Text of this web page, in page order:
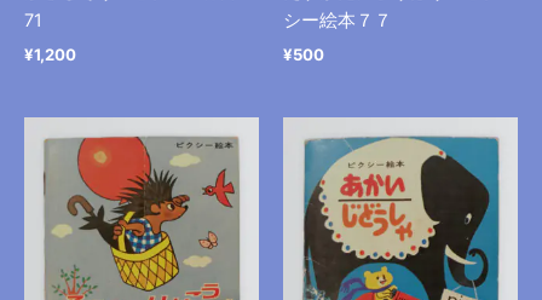
71
¥1,200
シー絵本７７
¥500